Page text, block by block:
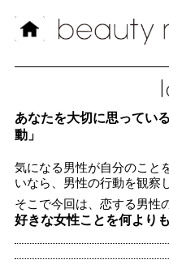
あなたを大切に思ってい
動」
気になる男性が自分のこと
いなら、男性の行動を観察
そこで今回は、恋する男性
好きな女性ことを何より